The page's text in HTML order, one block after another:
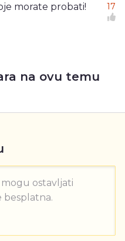
morate probati! 17
na ovu temu
mogu ostavljati
besplatna.